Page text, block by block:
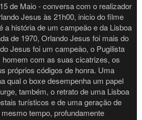
de Maio - conversa com o realizador
Jesus às 21h00, inicio do filme
a história de um campeão e da Lisboa
de 1970, Orlando Jesus foi mais do
Jesus foi um campeão, o Pugilista
com as suas cicatrizes, os
próprios códigos de honra. Uma
qual o boxe desempenha um papel
também, o retrato de uma Lisboa
turísticos e de uma geração de
tempo, profundamente